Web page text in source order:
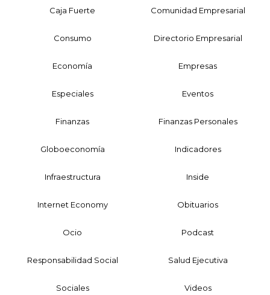
Caja Fuerte Comunidad Empresarial
Consumo Directorio Empresarial
Economía Empresas
Especiales Eventos
Finanzas Finanzas Personales
Globoeconomía Indicadores
Infraestructura Inside
Internet Economy Obituarios
Ocio Podcast
Responsabilidad Social Salud Ejecutiva
Sociales Videos